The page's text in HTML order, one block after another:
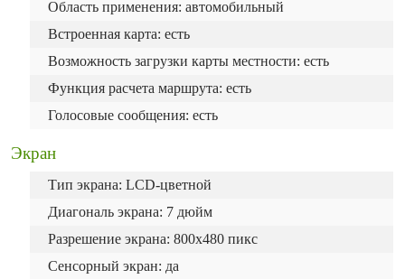
Область применения: автомобильный
Встроенная карта: есть
Возможность загрузки карты местности: есть
Функция расчета маршрута: есть
Голосовые сообщения: есть
Экран
Тип экрана: LCD-цветной
Диагональ экрана: 7 дюйм
Разрешение экрана: 800x480 пикс
Сенсорный экран: да